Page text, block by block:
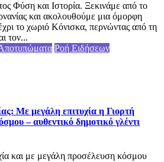
Φύση και Ιστορία. Ξεκινάμε από το
και ακολουθούμε μια όμορφη
το χωριό Κόνισκα, περνώντας από τη
τον...
Ροή Ειδήσεων
Με μεγάλη επιτυχία η Γιορτή
– αυθεντικό δημοτικό γλέντι
και με μεγάλη προσέλευση κόσμου